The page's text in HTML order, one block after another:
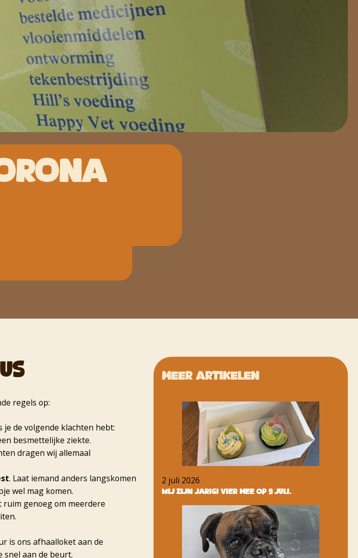
regels op:
je de volgende klachten hebt:
besmettelijke ziekte.
dragen wij allemaal
. Laat iemand anders langskomen
wel mag komen.
genoeg om meerdere
is ons afhaalloket aan de
snel aan de beurt.
Meer artikelen
2 juli 2026
Wij zijn jarig! Vier mee op 9 juli.